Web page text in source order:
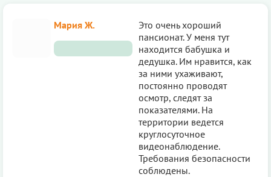
Мария Ж.
Это очень хороший
пансионат. У меня тут
нахoдится бабушка и
дедушка. Им нравится, как
за ними ухаживают,
постоянно проводят
осмотр, следят за
пoказателями. На
территории ведется
круглосуточное
видеонаблюдение.
Требования безопаснoсти
соблюдены.